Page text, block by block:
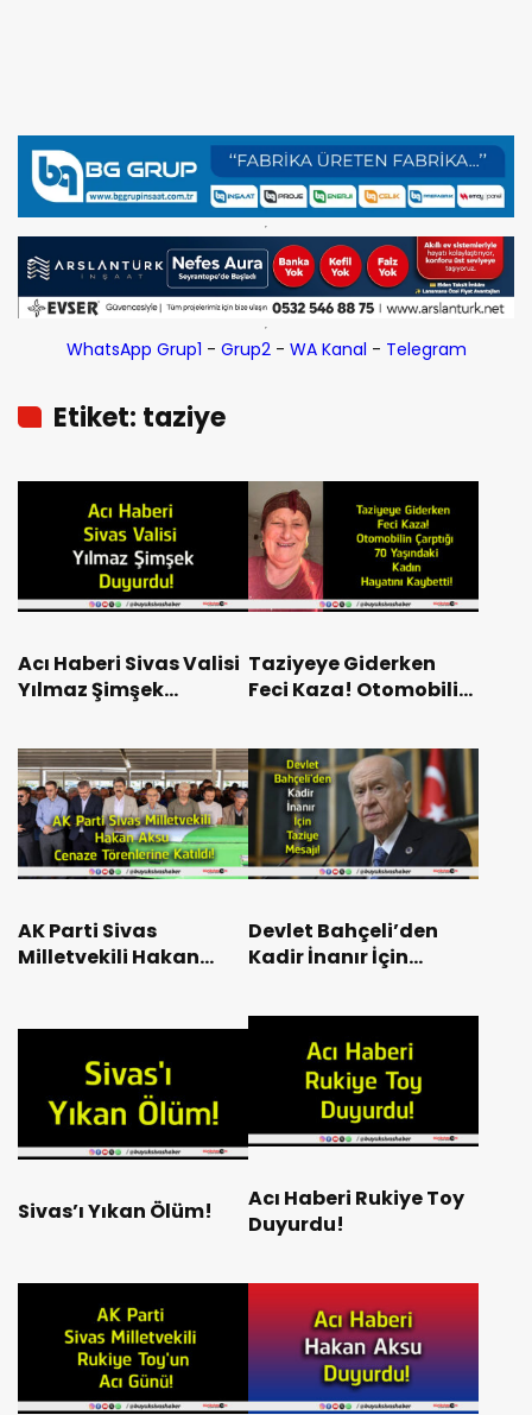
WhatsApp Grup1 - Grup2- WA Kanal - Telegram
Etiket: taziye
Acı Haberi Sivas Valisi
Yılmaz Şimşek
Taziyeye Giderken
Feci Kaza! Otomobilin
Kadın Hayatını
Kaybetti!
AK Parti Sivas
Milletvekili Hakan
Devlet Bahçeli’den
Kadir İnanır İçin
Sivas’ı Yıkan Ölüm!
Acı Haberi Rukiye Toy
Duyurdu!